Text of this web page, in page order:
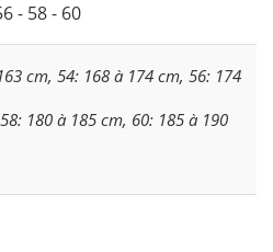
- 58 - 60
cm, 54: 168 à 174 cm, 56: 174
180 à 185 cm, 60: 185 à 190